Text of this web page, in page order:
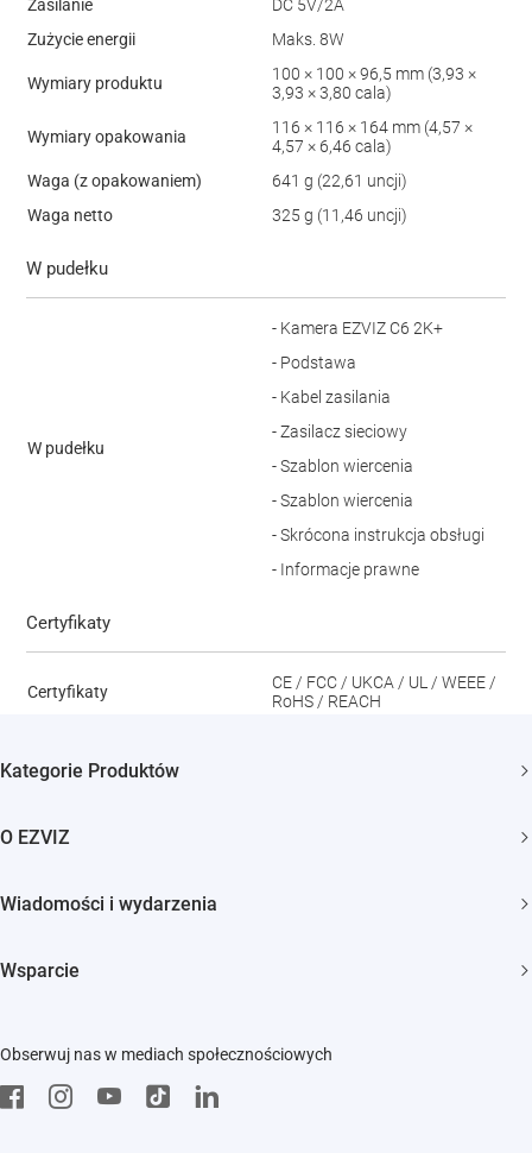
Zasilanie
DC 5V/2A
Zużycie energii
Maks. 8W
Wymiary produktu
100 × 100 × 96,5 mm (3,93 ×
3,93 × 3,80 cala)
Wymiary opakowania
116 × 116 × 164 mm (4,57 ×
4,57 × 6,46 cala)
Waga (z opakowaniem)
641 g (22,61 uncji)
Waga netto
325 g (11,46 uncji)
W pudełku
W pudełku
- Kamera EZVIZ C6 2K+
- Podstawa
- Kabel zasilania
- Zasilacz sieciowy
- Szablon wiercenia
- Szablon wiercenia
- Skrócona instrukcja obsługi
- Informacje prawne
Certyfikaty
Certyfikaty
CE / FCC / UKCA / UL / WEEE /
RoHS / REACH
Kategorie Produktów
O EZVIZ
Trust Center
Wiadomości i wydarzenia
Wsparcie
Pobierz
Obserwuj nas w mediach społecznościowych